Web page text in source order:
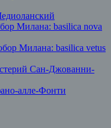
Милана: basilica nova
Милана: basilica vetus
Сан-Джованни-
алле-Фонти